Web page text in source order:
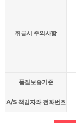
취급시 주의사항
품질보증기준
A/S 책임자와 전화번호